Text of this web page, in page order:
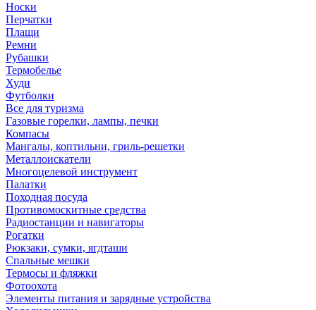
Носки
Перчатки
Плащи
Ремни
Рубашки
Термобелье
Худи
Футболки
Все для туризма
Газовые горелки, лампы, печки
Компасы
Мангалы, коптильни, гриль-решетки
Металлоискатели
Многоцелевой инструмент
Палатки
Походная посуда
Противомоскитные средства
Радиостанции и навигаторы
Рогатки
Рюкзаки, сумки, ягдташи
Спальные мешки
Термосы и фляжки
Фотоохота
Элементы питания и зарядные устройства